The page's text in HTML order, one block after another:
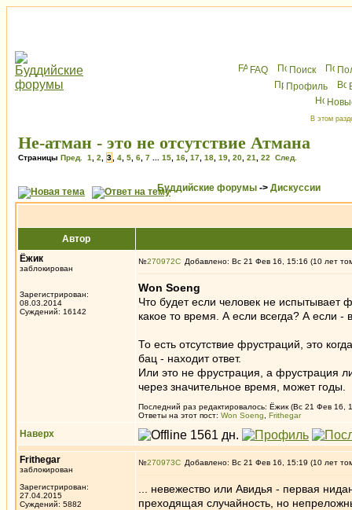
FAQ Поиск
Профиль
В этом
Не-атман - это не отсутствие Атмана
Страницы Пред. 1 2 3 4 5 6 7 15 16 17 18 19 20 21 22 След.
Буддийские форумы -> Дискуссии
Автор
Ёжик
заблокирован
Зарегистрирован:
08.03.2014
Суждений: 16142
№270972 Добавлено: Вс 21 Фев 16, 15:16 (10 лет
Won Soeng
Что будет если человек не испытывает
какое то время. А если всегда? А если -
То есть отсутствие фрустраций, это
бац - находит ответ.
Или это не фрустрация, а фрустрация
через значительное время, может годы.
Последний раз редактировалось: Ёжик (Вс 21 Фев 16,
Ответы на этот пост: Won Soeng Frithegar
Наверх
Frithegar
заблокирован
Зарегистрирован:
27.04.2015
Суждений: 5882
№270973 Добавлено: Вс 21 Фев 16, 15:19 (10 лет
... невежество или Авидья - первая
преходящая случайность, но